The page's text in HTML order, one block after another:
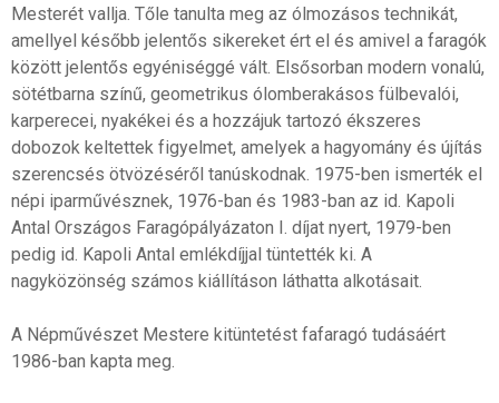
Mesterét vallja. Tőle tanulta meg az ólmozásos technikát,
amellyel később jelentős sikereket ért el és amivel a faragók
között jelentős egyéniséggé vált. Elsősorban modern vonalú,
sötétbarna színű, geometrikus ólomberakásos fülbevalói,
karperecei, nyakékei és a hozzájuk tartozó ékszeres
dobozok keltettek figyelmet, amelyek a hagyomány és újítás
szerencsés ötvözéséről tanúskodnak. 1975-ben ismerték el
népi iparművésznek, 1976-ban és 1983-ban az id. Kapoli
Antal Országos Faragópályázaton I. díjat nyert, 1979-ben
pedig id. Kapoli Antal emlékdíjjal tüntették ki. A
nagyközönség számos kiállításon láthatta alkotásait.
A Népművészet Mestere kitüntetést fafaragó tudásáért
1986-ban kapta meg.